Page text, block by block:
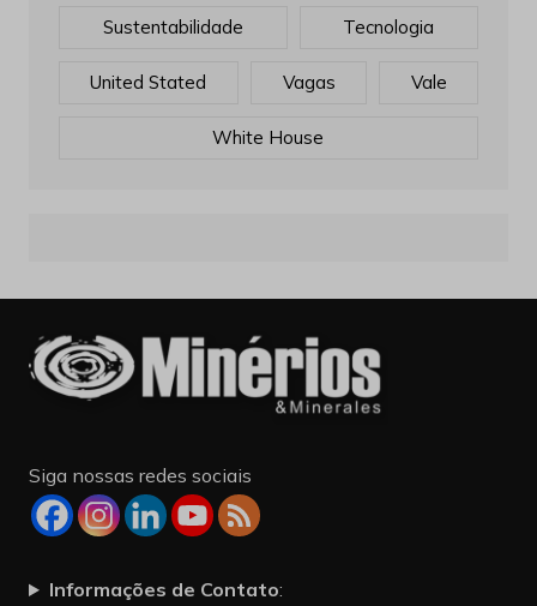
Sustentabilidade Tecnologia
United Stated Vagas Vale
White House
Siga nossas redes sociais
Informações de Contato: